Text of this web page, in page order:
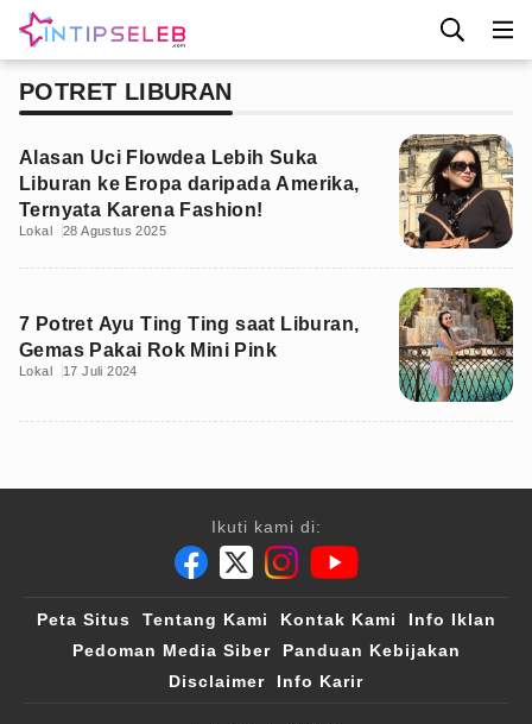
POTRET LIBURAN
Alasan Uci Flowdea Lebih Suka
Liburan ke Eropa daripada Amerika,
Ternyata Karena Fashion!
Lokal 28 Agustus 2025
7 Potret Ayu Ting Ting saat Liburan,
Gemas Pakai Rok Mini Pink
Lokal 17 Juli 2024
Ikuti kami di:
Peta Situs Tentang Kami Kontak Kami
Info Iklan
Pedoman Media Siber
Panduan Kebijakan
Disclaimer
Info Karir